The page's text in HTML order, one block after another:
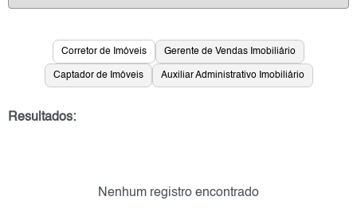
Corretor de Imóveis Gerente de Vendas Imobiliário
Captador de Imóveis Auxiliar Administrativo Imobiliário
Resultados:
Nenhum registro encontrado